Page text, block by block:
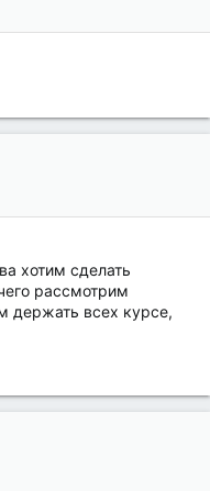
хотим сделать
рассмотрим
держать всех курсе,